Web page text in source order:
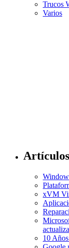
Trucos
Varios
xVM
10